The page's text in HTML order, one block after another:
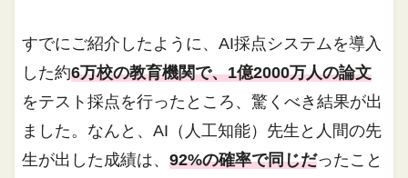
すでにご紹介したように、AI採点システムを導入
した約6万校の教育機関で、1億2000万人の論文
をテスト採点を行ったところ、驚くべき結果が出
ました。なんと、AI（人工知能）先生と人間の先
生が出した成績は、92%の確率で同じだったこと